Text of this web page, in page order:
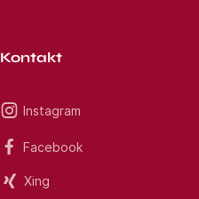
Kontakt
Instagram
Facebook
Xing